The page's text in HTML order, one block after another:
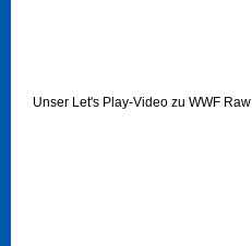
Unser Let's Play-Video zu WWF Raw